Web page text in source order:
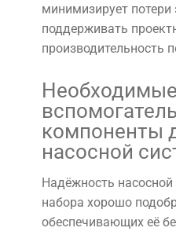
минимизирует потери
поддерживать
производительность
Необходимые
компоненты
насосной
Надёжность
набора хорошо
обеспечивающих её